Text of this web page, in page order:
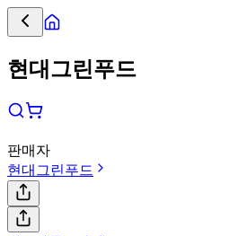
현대그린푸드
판매자
현대그린푸드